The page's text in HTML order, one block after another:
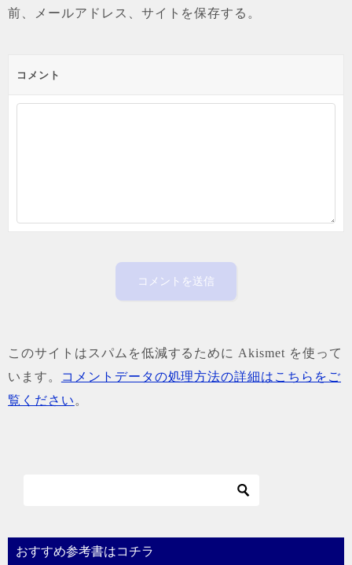
前、メールアドレス、サイトを保存する。
コメント
このサイトはスパムを低減するために Akismet を使って
います。
コメントデータの処理方法の詳細はこちらをご
覧ください。
おすすめ参考書はコチラ